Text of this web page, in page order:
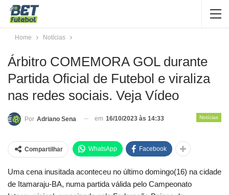
Home Notícias
Árbitro COMEMORA GOL durante
Partida Oficial de Futebol e viraliza
nas redes sociais. Veja Vídeo
Notícias
Por Adriano Sena em 16/10/2023 às 14:33
Compartilhar WhatsApp Facebook
Uma cena inusitada aconteceu no último domingo(16) na cidade
de Itamaraju-BA, numa partida válida pelo Campeonato